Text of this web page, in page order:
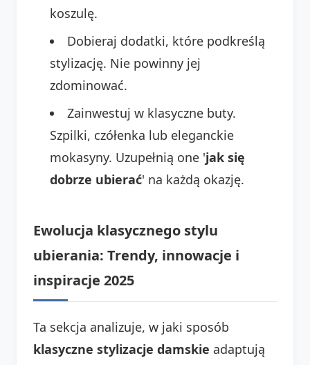
koszulę.
Dobieraj dodatki, które podkreślą
stylizację. Nie powinny jej
zdominować.
Zainwestuj w klasyczne buty.
Szpilki, czółenka lub eleganckie
mokasyny. Uzupełnią one 'jak się
dobrze ubierać' na każdą okazję.
Ewolucja klasycznego stylu
ubierania: Trendy, innowacje i
inspiracje 2025
Ta sekcja analizuje, w jaki sposób
klasyczne stylizacje damskie adaptują